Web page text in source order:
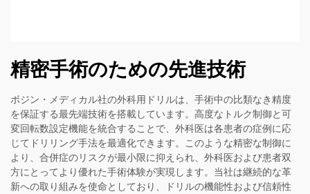
精密手術のための先進技術
ボジン・メディカル社の外科用ドリルは、手術中の比類なき精度
を保証する最先端技術を搭載しています。高度なトルク制御と可
変回転数設定機能を統合することで、外科医は各患者の症例に応
じてドリリング手法を最適化できます。このような精密な制御に
より、合併症のリスクが最小限に抑えられ、外科医および患者双
方にとってより優れた手術体験が実現します。当社は継続的な革
新への取り組みを使命としており、ドリルの機能性および信頼性